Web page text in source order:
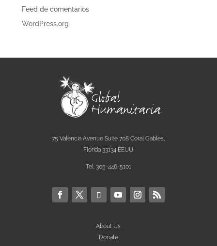
Feed de comentarios
WordPress.org
75 Valencia Avenue Suite 708 Coral Gables,
Florida 33134 EEUU
Tel. 305-446-5101
About Us
Donate